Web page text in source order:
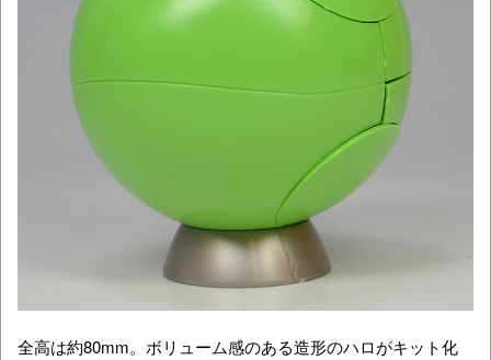
全高は約80mm。ボリューム感のある造形のハロがキット化